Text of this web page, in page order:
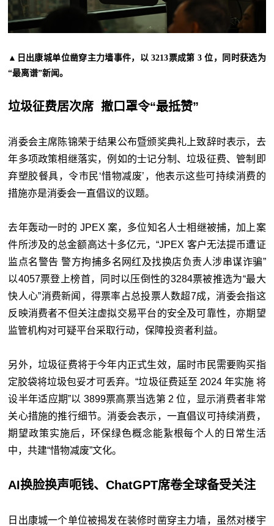
▲日出康城单位凿穿主力墙事件，以 3213票成第 3 位，同时获选为
“最离谱”新闻。
垃圾征费居次席 撤口罩令“最抵赞”
消委会主席陈锦荣于结果公布暨颁奖典礼上致辞时表示，去
年多项政策相继落实，例如的士记分制、垃圾征费、管制即
弃塑胶餐具，令市民‘惜物减废’，他表示这些可持续消费的
措施亦是消委会一直倡议的议题。
去年轰动一时的 JPEX 案，多位知名人士相继被捕，加上案
件所涉及的总金额高达十多亿元，“JPEX 客户无法提币遭证
监点名警告 警方拘捕多名网红及找换店负责人涉串谋诈骗”
以4057票登上榜首，同时以压倒性的3284票被推选为“最大
快人心”消费新闻，得票率占总投票人数超7成，消委会指这
反映消费者不但关注虚拟交易平台的安全及可靠性，亦期望
监管机构对可疑平台采取行动，保障投资者利益。
另外，垃圾征费将于今年内正式生效，届时市民需要购买指
定胶袋将垃圾包妥才可丢弃。“垃圾征费延至 2024 年实施 将
设半年适应期”以 3899票高票当选第 2 位，显示消费者非常
关心措施的推行细节。消委会表示，一直倡议可持续消费，
期望政策实施后，环保绿色概念能紥根每个人的日常生活
中，共建“惜物减废”文化。
AI换脸换声呃钱、ChatGPT席卷全球备受关注
日出康城一个单位被揭发在装修时凿穿主力墙，虽然对楼宇